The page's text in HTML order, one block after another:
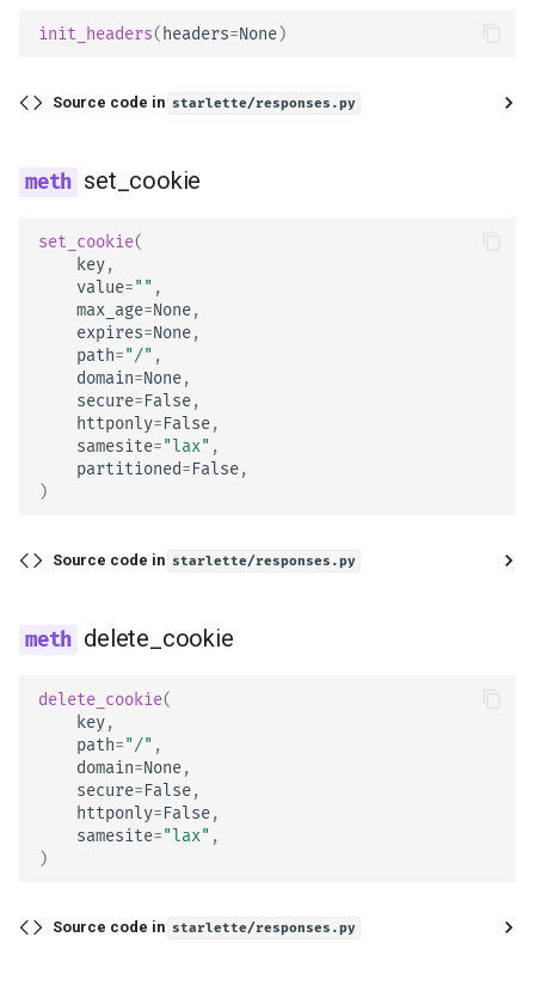
init_headers( headers=None)
Source code in starlette/responses.py
set_cookie
set_cookie(
key,
value="" ,
max_age=None,
expires=None,
path="/" ,
domain=None,
secure=False,
httponly=False,
samesite="lax" ,
partitioned=False,
)
Source code in starlette/responses.py
delete_cookie
delete_cookie(
key,
path="/" ,
domain=None,
secure=False,
httponly=False,
samesite="lax" ,
)
Source code in starlette/responses.py